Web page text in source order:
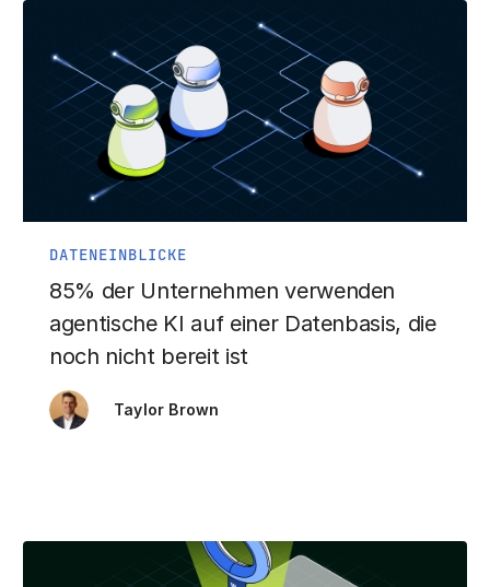
DATENEINBLICKE
85% der Unternehmen verwenden
agentische KI auf einer Datenbasis, die
noch nicht bereit ist
Taylor Brown